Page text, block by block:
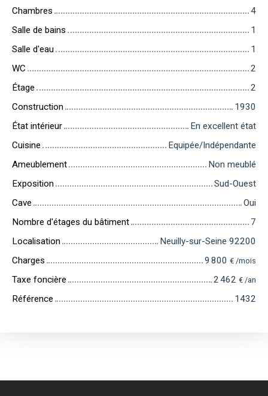
Chambres
4
Salle de bains
1
Salle d'eau
1
WC
2
Étage
2
Construction
1930
État intérieur
En excellent état
Cuisine
Equipée/Indépendante
Ameublement
Non meublé
Exposition
Sud-Ouest
Cave
Oui
Nombre d'étages du bâtiment
7
Localisation
Neuilly-sur-Seine 92200
Charges
9 800 € /mois
Taxe foncière 2 462 € /an
Référence 1432